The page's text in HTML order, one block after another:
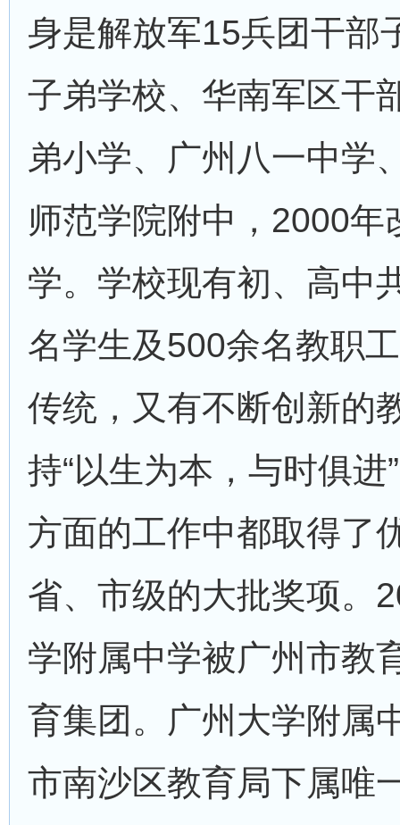
身是解放军15兵团干部
子弟学校、华南军区干
弟小学、广州八一中学
师范学院附中，2000
学。学校现有初、高中
名学生及500余名教职
传统，又有不断创新的
持“以生为本，与时俱
方面的工作中都取得了
省、市级的大批奖项。
学附属中学被广州市教
育集团。广州大学附属
市南沙区教育局下属唯